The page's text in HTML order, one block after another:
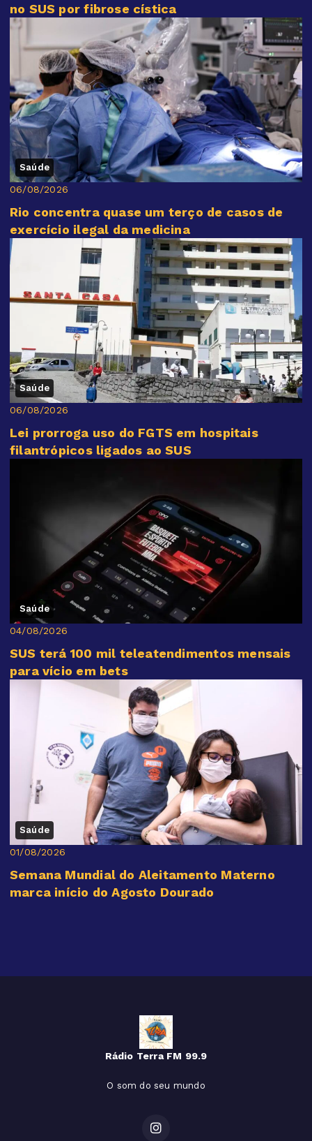
no SUS por fibrose cística
Saúde
06/08/2026
Rio concentra quase um terço de casos de
exercício ilegal da medicina
Saúde
06/08/2026
Lei prorroga uso do FGTS em hospitais
filantrópicos ligados ao SUS
Saúde
04/08/2026
SUS terá 100 mil teleatendimentos mensais
para vício em bets
Saúde
01/08/2026
Semana Mundial do Aleitamento Materno
marca início do Agosto Dourado
Rádio Terra FM 99.9
O som do seu mundo